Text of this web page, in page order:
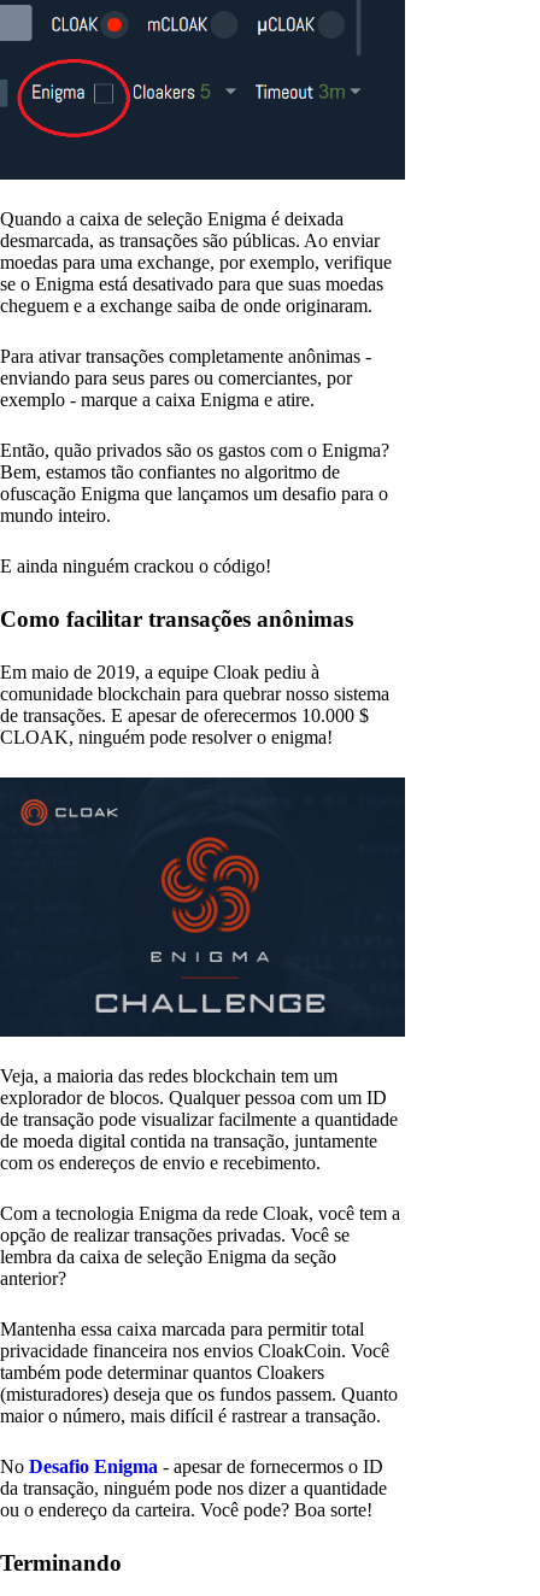
Quando a caixa de seleção Enigma é deixada
desmarcada, as transações são públicas. Ao enviar
moedas para uma exchange, por exemplo, verifique
se o Enigma está desativado para que suas moedas
cheguem e a exchange saiba de onde originaram.
Para ativar transações completamente anônimas -
enviando para seus pares ou comerciantes, por
exemplo - marque a caixa Enigma e atire.
Então, quão privados são os gastos com o Enigma?
Bem, estamos tão confiantes no algoritmo de
ofuscação Enigma que lançamos um desafio para o
mundo inteiro.
E ainda ninguém crackou o código!
Como facilitar transações anônimas
Em maio de 2019, a equipe Cloak pediu à
comunidade blockchain para quebrar nosso sistema
de transações. E apesar de oferecermos 10.000 $
CLOAK, ninguém pode resolver o enigma!
Veja, a maioria das redes blockchain tem um
explorador de blocos. Qualquer pessoa com um ID
de transação pode visualizar facilmente a quantidade
de moeda digital contida na transação, juntamente
com os endereços de envio e recebimento.
Com a tecnologia Enigma da rede Cloak, você tem a
opção de realizar transações privadas. Você se
lembra da caixa de seleção Enigma da seção
anterior?
Mantenha essa caixa marcada para permitir total
privacidade financeira nos envios CloakCoin. Você
também pode determinar quantos Cloakers
(misturadores) deseja que os fundos passem. Quanto
maior o número, mais difícil é rastrear a transação.
No Desafio Enigma - apesar de fornecermos o ID
da transação, ninguém pode nos dizer a quantidade
ou o endereço da carteira. Você pode? Boa sorte!
Terminando